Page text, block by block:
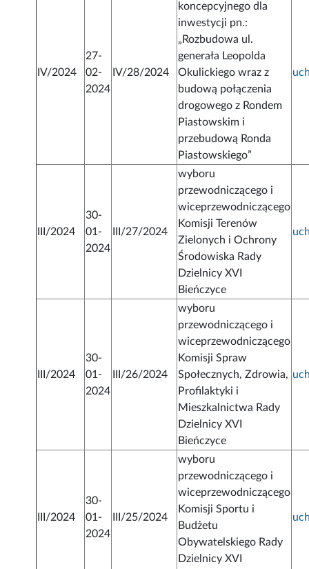
IV/2024
27-
02-
2024
IV/28/2024
koncepcyjnego dla
inwestycji pn.:
„Rozbudowa ul.
generała Leopolda
Okulickiego wraz z
budową połączenia
drogowego z Rondem
Piastowskim i
przebudową Ronda
Piastowskiego”
III/2024
30-
01-
2024
III/27/2024
wyboru
przewodniczącego i
wiceprzewodniczącego
Komisji Terenów
Zielonych i Ochrony
Środowiska Rady
Dzielnicy XVI
Bieńczyce
III/2024
30-
01-
2024
III/26/2024
wyboru
przewodniczącego i
wiceprzewodniczącego
Komisji Spraw
Społecznych, Zdrowia,
Profilaktyki i
Mieszkalnictwa Rady
Dzielnicy XVI
Bieńczyce
III/2024
30-
01-
2024
III/25/2024
wyboru
przewodniczącego i
wiceprzewodniczącego
Komisji Sportu i
Budżetu
Obywatelskiego Rady
Dzielnicy XVI